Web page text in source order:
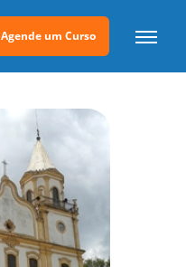
Agende um Curso